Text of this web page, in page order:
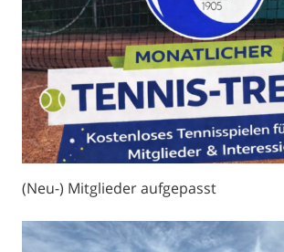
(Neu-) Mitglieder aufgepasst